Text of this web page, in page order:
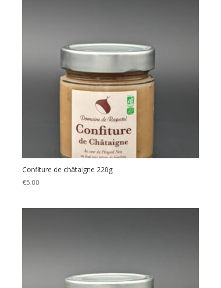
Confiture de châtaigne 220g
€5.00